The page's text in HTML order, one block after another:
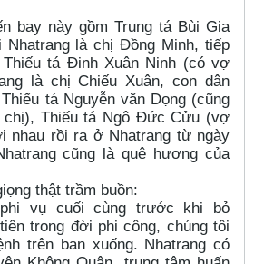
bay này gồm Trung tá Bùi Gia
là chị Đồng Minh, tiếp
Thiếu tá Đinh Xuân Ninh (có vợ
là chị Chiếu Xuân, con dân
tá Nguyễn văn Dọng (cũng
chị), Thiếu tá Ngô Đức Cửu (vợ
nhau rồi ra ở Nhatrang từ ngày
cũng là quê hương của
thật trầm buồn:
vụ cuối cùng trước khi bỏ
trong đời phi công, chúng tôi
trên ban xuống. Nhatrang có